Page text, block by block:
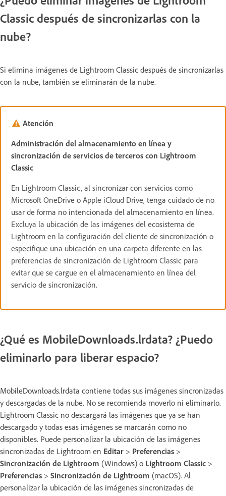
Classic después de sincronizarlas con la
nube?
Si elimina imágenes de Lightroom Classic después de sincronizarlas
con la nube, también se eliminarán de la nube.
Atención
Administración del almacenamiento en línea y
sincronización de servicios de terceros con Lightroom
Classic
En Lightroom Classic, al sincronizar con servicios como
Microsoft OneDrive o Apple iCloud Drive, tenga cuidado de no
usar de forma no intencionada del almacenamiento en línea.
Excluya la ubicación de las imágenes del ecosistema de
Lightroom en la configuración del cliente de sincronización o
especifique una ubicación en una carpeta diferente en las
preferencias de sincronización de Lightroom Classic para
evitar que se cargue en el almacenamiento en línea del
servicio de sincronización.
¿Qué es MobileDownloads.lrdata? ¿Puedo
eliminarlo para liberar espacio?
MobileDownloads.lrdata contiene todas sus imágenes sincronizadas
y descargadas de la nube. No se recomienda moverlo ni eliminarlo.
Lightroom Classic no descargará las imágenes que ya se han
descargado y todas esas imágenes se marcarán como no
disponibles. Puede personalizar la ubicación de las imágenes
sincronizadas de Lightroom en Editar > Preferencias >
Sincronización de Lightroom (Windows) o Lightroom Classic >
Preferencias > Sincronización de Lightroom (macOS). Al
personalizar la ubicación de las imágenes sincronizadas de